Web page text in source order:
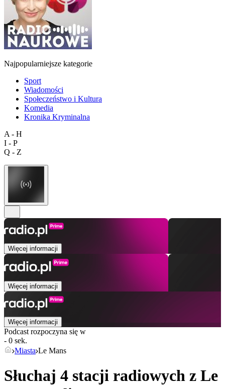
Najpopularniejsze kategorie
Sport
Wiadomości
Społeczeństwo i Kultura
Komedia
Kronika Kryminalna
A - H
I - P
Q - Z
Więcej informacji
Więcej informacji
Więcej informacji
Podcast rozpoczyna się w
- 0 sek.
Miasta Le Mans
Słuchaj 4 stacji radiowych z Le